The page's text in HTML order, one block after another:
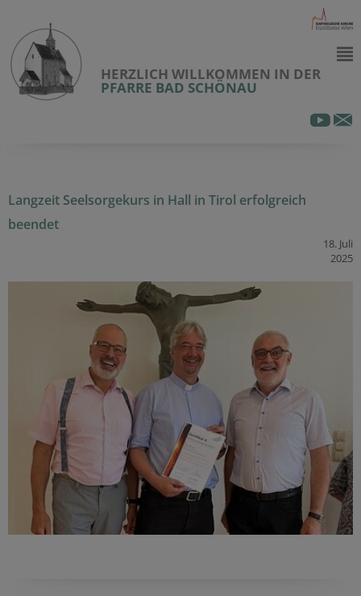
HERZLICH WILLKOMMEN IN DER
PFARRE BAD SCHÖNAU
Langzeit Seelsorgekurs in Hall in Tirol erfolgreich
beendet
18. Juli
2025